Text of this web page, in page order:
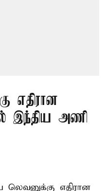
எதிரான
இந்திய அணி
லெவனுக்கு எதிரான